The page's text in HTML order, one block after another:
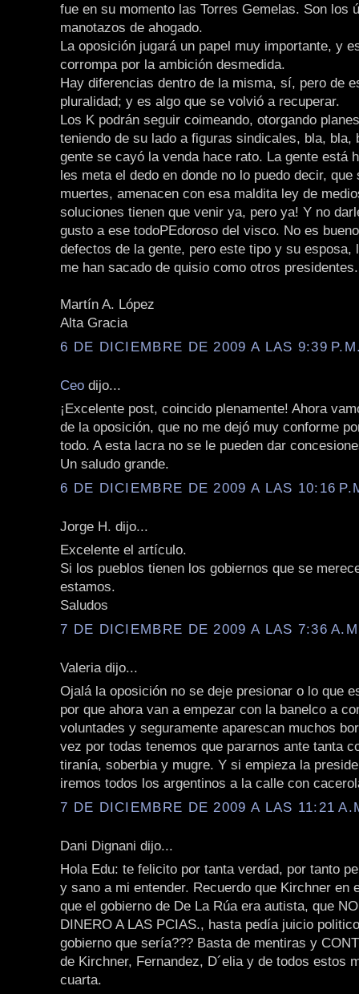
fue en su momento las Torres Gemelas. Son los
manotazos de ahogado.
La oposición jugará un papel muy importante, y
corrompa por la ambición desmedida.
Hay diferencias dentro de la misma, sí, pero de
pluralidad; y es algo que se volvió a recuperar.
Los K podrán seguir coimeando, otorgando
teniendo de su lado a figuras sindicales, bla, bla,
gente se cayó la venda hace rato. La gente está
les meta el dedo en donde no lo puedo decir,
muertes, amenacen con esa maldita ley de
soluciones tienen que venir ya, pero ya! Y no
gusto a ese todoPEdoroso del visco. No es
defectos de la gente, pero este tipo y su esposa,
me han sacado de quisio como otros presidentes.
Martín A. López
Alta Gracia
6 DE DICIEMBRE DE 2009 A LAS 9:39
Ceo dijo...
¡Excelente post, coincido plenamente! Ahora
de la oposición, que no me dejó muy conforme
todo. A esta lacra no se le pueden dar
Un saludo grande.
6 DE DICIEMBRE DE 2009 A LAS 10:16
Jorge H. dijo...
Excelente el artículo.
Si los pueblos tienen los gobiernos que se
estamos.
Saludos
7 DE DICIEMBRE DE 2009 A LAS 7:36
Valeria dijo...
Ojalá la oposición no se deje presionar o lo que
por que ahora van a empezar con la banelco a
voluntades y seguramente aparescan muchos
vez por todas tenemos que pararnos ante tanta
tiranía, soberbia y mugre. Y si empieza la
iremos todos los argentinos a la calle con
7 DE DICIEMBRE DE 2009 A LAS 11:21
Dani Dignani dijo...
Hola Edu: te felicito por tanta verdad, por tanto
y sano a mi entender. Recuerdo que Kirchner en
que el gobierno de De La Rúa era autista, que
DINERO A LAS PCIAS., hasta pedía juicio
gobierno que sería??? Basta de mentiras y
de Kirchner, Fernandez, D´elia y de todos estos
cuarta.